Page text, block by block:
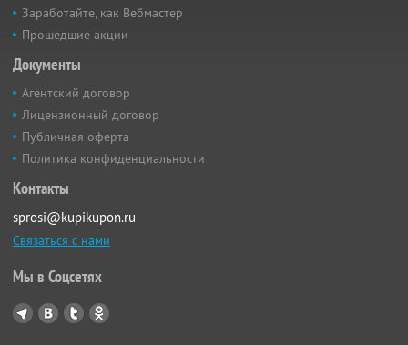
Заработайте, как Вебмастер
Прошедшие акции
Документы
Агентский договор
Лицензионный договор
Публичная оферта
Политика конфиденциальности
Контакты
sprosi@kupikupon.ru
Связаться с нами
Мы в Соцсетях